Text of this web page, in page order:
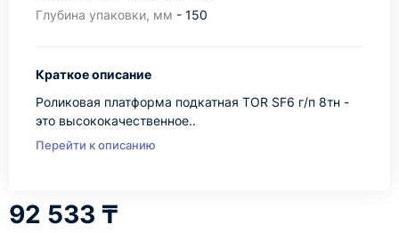
Глубина упаковки, мм - 150
Краткое описание
Роликовая платформа подкатная TOR SF6 г/п 8тн -
это высококачественное..
Перейти к описанию
92 533 ₸